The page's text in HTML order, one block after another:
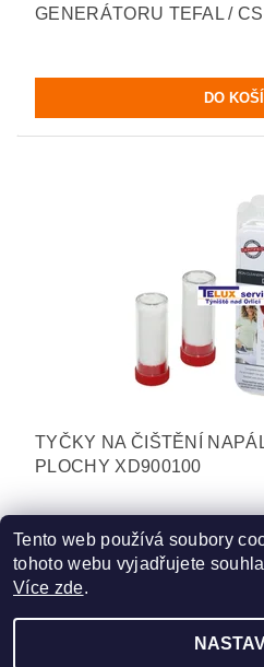
GENERÁTORU TEFAL /
TYČKY NA ČIŠTĚNÍ
PLOCHY XD900100
Tento web používá soubory
tohoto webu vyjadřujete
Více zde.